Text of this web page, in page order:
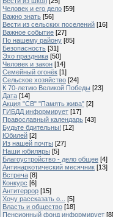
Человек и его дело [59]
Важно знать [56]
Вести из сельских поселений [16]
Важное событие [27]
По нашему району [85]
Безопасность [31]
Эхо праздника [50]
Человек и закон [14]
Семейный огонёк [1]
Сельское хозяйство [24]
К 70-летию Великой Победы [23]
Дата [14]
Акция "СВ" "Память жива" [2]
ГИБДД информирует [17]
Православный календарь [43]
Будьте бдительны! [12]
Юбилей [2]
Из нашей почты [27]
Наши юбиляры [5]
Благоустройство - дело общее [4]
Антинаркотический месячник [13]
Встреча [8]
Конкурс [6]
Антитеррор [15]
Хочу рассказать о...
[5]
Власть и общество [18]
Пенсионный фонд информирует [8]